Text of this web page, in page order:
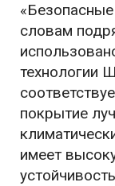
словам
технологии
покрытие
имеет